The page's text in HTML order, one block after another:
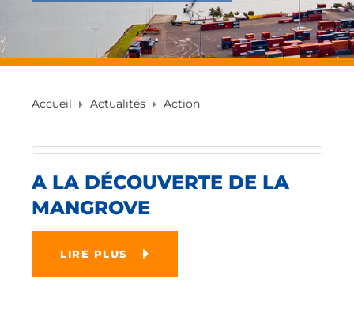
Accueil Actualités Action
A LA DÉCOUVERTE DE LA
MANGROVE
LIRE PLUS